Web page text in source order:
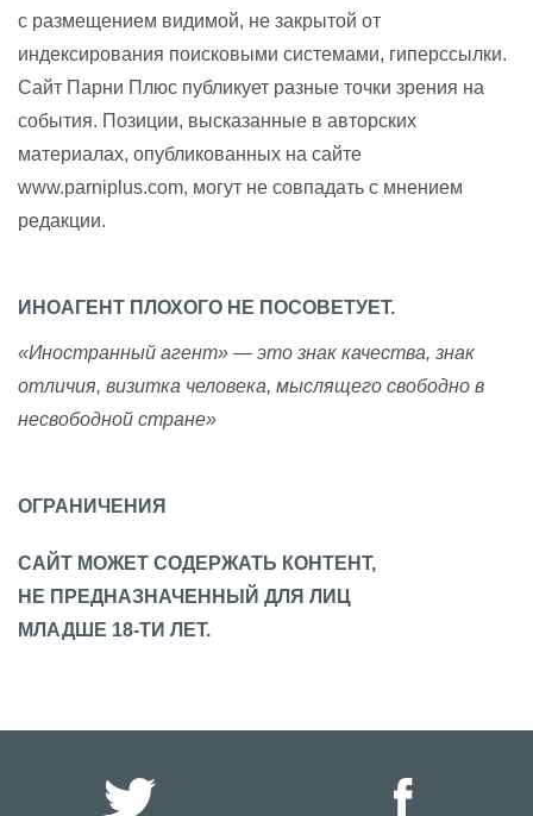
с размещением видимой, не закрытой от
индексирования поисковыми системами, гиперссылки.
Сайт Парни Плюс публикует разные точки зрения на
события. Позиции, высказанные в авторских
материалах, опубликованных на сайте
www.parniplus.com, могут не совпадать с мнением
редакции.
ИНОАГЕНТ ПЛОХОГО НЕ ПОСОВЕТУЕТ.
«Иностранный агент» — это знак качества, знак
отличия, визитка человека, мыслящего свободно в
несвободной стране»
ОГРАНИЧЕНИЯ
САЙТ МОЖЕТ СОДЕРЖАТЬ КОНТЕНТ,
НЕ ПРЕДНАЗНАЧЕННЫЙ ДЛЯ ЛИЦ
МЛАДШЕ 18-ТИ ЛЕТ.